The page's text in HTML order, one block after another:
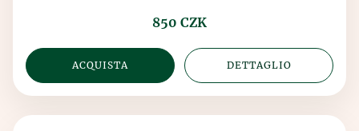
850 CZK
ACQUISTA DETTAGLIO